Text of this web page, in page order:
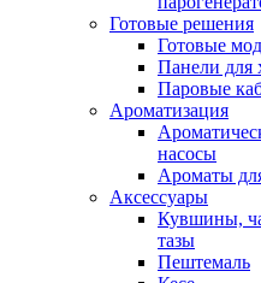
Готовые решения
Готовые
Панели для
Паровые
Ароматизация
насосы
Ароматы
Аксессуары
Кувшины,
тазы
Пештемаль